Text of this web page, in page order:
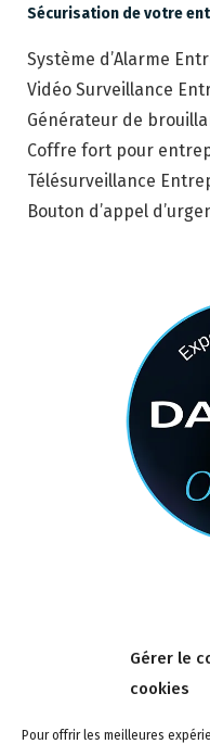
Gérer le
cookies
Pour offrir les meilleures
Sécurisation de votre
Système d’Alarme
Vidéo Surveillance
Générateur de
Coffre fort pour
Télésurveillance
Bouton d’appel
4 rue de la Tour 85150 Les